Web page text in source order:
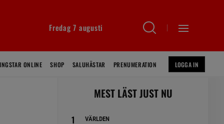
Fredag 7 augusti
ONLINE SHOP SALUHÄSTAR PRENUMERATION LOGGA IN
MEST LÄST JUST NU
VÄRLDEN